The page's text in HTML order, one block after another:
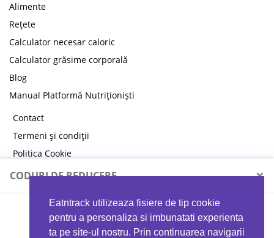
Eatntrack utilizeaza fisiere de tip cookie
pentru a personaliza si imbunatati experienta
ta pe site-ul nostru. Prin continuarea navigarii
Alimente
Rețete
Calculator necesar caloric
Calculator grăsime corporală
Blog
Manual Platformă Nutriționiști
Contact
Termeni și condiții
Politica Cookie
Politica de confidențialitate
CODURI DE REDUCERE ×
MYPROTEIN